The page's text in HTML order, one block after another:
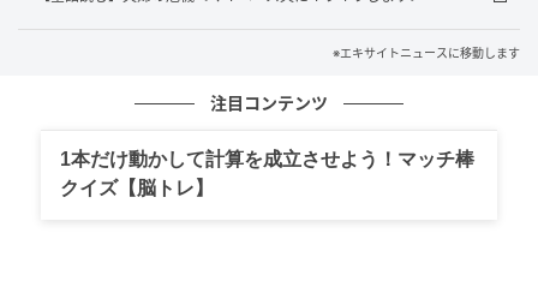
エキサイトニュース
※エキサイトニュースに移動します
注目コンテンツ
1本だけ動かして計算を成立させよう！マッチ棒
クイズ【脳トレ】